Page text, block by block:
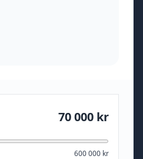
70 000 kr
600 000 kr